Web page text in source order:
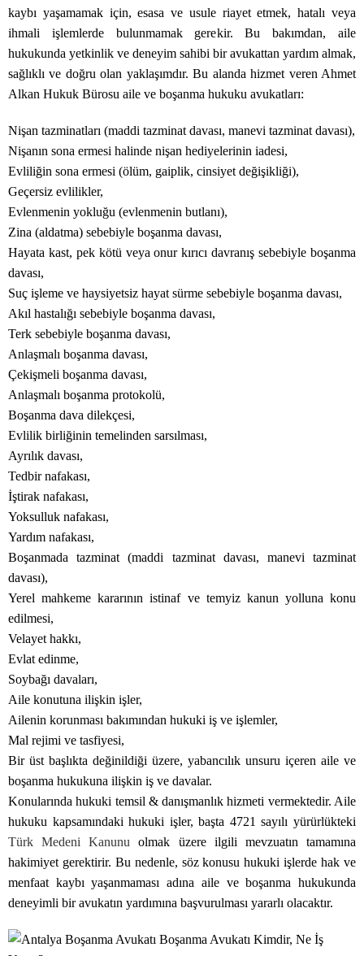
kaybı yaşamamak için, esasa ve usule riayet etmek, hatalı veya
ihmali işlemlerde bulunmamak gerekir. Bu bakımdan, aile
hukukunda yetkinlik ve deneyim sahibi bir avukattan yardım almak,
sağlıklı ve doğru olan yaklaşımdır. Bu alanda hizmet veren Ahmet
Alkan Hukuk Bürosu aile ve boşanma hukuku avukatları:
Nişan tazminatları (maddi tazminat davası, manevi tazminat davası),
Nişanın sona ermesi halinde nişan hediyelerinin iadesi,
Evliliğin sona ermesi (ölüm, gaiplik, cinsiyet değişikliği),
Geçersiz evlilikler,
Evlenmenin yokluğu (evlenmenin butlanı),
Zina (aldatma) sebebiyle boşanma davası,
Hayata kast, pek kötü veya onur kırıcı davranış sebebiyle boşanma
davası,
Suç işleme ve haysiyetsiz hayat sürme sebebiyle boşanma davası,
Akıl hastalığı sebebiyle boşanma davası,
Terk sebebiyle boşanma davası,
Anlaşmalı boşanma davası,
Çekişmeli boşanma davası,
Anlaşmalı boşanma protokolü,
Boşanma dava dilekçesi,
Evlilik birliğinin temelinden sarsılması,
Ayrılık davası,
Tedbir nafakası,
İştirak nafakası,
Yoksulluk nafakası,
Yardım nafakası,
Boşanmada tazminat (maddi tazminat davası, manevi tazminat
davası),
Yerel mahkeme kararının istinaf ve temyiz kanun yolluna konu
edilmesi,
Velayet hakkı,
Evlat edinme,
Soybağı davaları,
Aile konutuna ilişkin işler,
Ailenin korunması bakımından hukuki iş ve işlemler,
Mal rejimi ve tasfiyesi,
Bir üst başlıkta değinildiği üzere, yabancılık unsuru içeren aile ve
boşanma hukukuna ilişkin iş ve davalar.
Konularında hukuki temsil & danışmanlık hizmeti vermektedir. Aile
hukuku kapsamındaki hukuki işler, başta 4721 sayılı yürürlükteki
Türk Medeni Kanunu olmak üzere ilgili mevzuatın tamamına
hakimiyet gerektirir. Bu nedenle, söz konusu hukuki işlerde hak ve
menfaat kaybı yaşanmaması adına aile ve boşanma hukukunda
deneyimli bir avukatın yardımına başvurulması yararlı olacaktır.